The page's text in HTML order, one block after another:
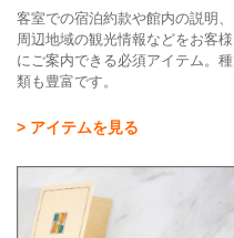
客室での宿泊約款や館内の説明、
周辺地域の観光情報などをお客様
にご案内できる必須アイテム。種
類も豊富です。
> アイテムを見る